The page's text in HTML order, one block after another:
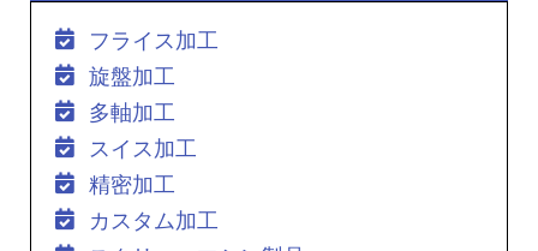
フライス加工
旋盤加工
多軸加工
スイス加工
精密加工
カスタム加工